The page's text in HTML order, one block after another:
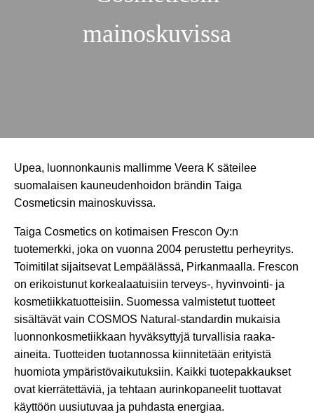
mainoskuvissa
Upea, luonnonkaunis mallimme Veera K säteilee
suomalaisen kauneudenhoidon brändin Taiga
Cosmeticsin mainoskuvissa.
Taiga Cosmetics on kotimaisen Frescon Oy:n
tuotemerkki, joka on vuonna 2004 perustettu perheyritys.
Toimitilat sijaitsevat Lempäälässä, Pirkanmaalla. Frescon
on erikoistunut korkealaatuisiin terveys-, hyvinvointi- ja
kosmetiikkatuotteisiin. Suomessa valmistetut tuotteet
sisältävät vain COSMOS Natural-standardin mukaisia
luonnonkosmetiikkaan hyväksyttyjä turvallisia raaka-
aineita. Tuotteiden tuotannossa kiinnitetään erityistä
huomiota ympäristövaikutuksiin. Kaikki tuotepakkaukset
ovat kierrätettäviä, ja tehtaan aurinkopaneelit tuottavat
käyttöön uusiutuvaa ja puhdasta energiaa.